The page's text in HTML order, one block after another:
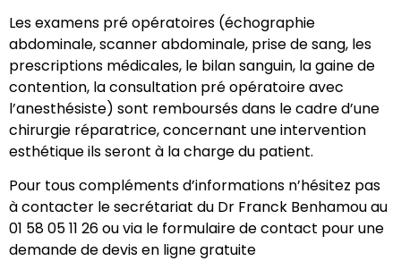
Les examens pré opératoires (échographie
abdominale, scanner abdominale, prise de sang, les
prescriptions médicales, le bilan sanguin, la gaine de
contention, la consultation pré opératoire avec
l’anesthésiste) sont remboursés dans le cadre d’une
chirurgie réparatrice, concernant une intervention
esthétique ils seront à la charge du patient.
Pour tous compléments d’informations n’hésitez pas
à contacter le secrétariat du Dr Franck Benhamou au
01 58 05 11 26 ou via le formulaire de contact pour une
demande de devis en ligne gratuite